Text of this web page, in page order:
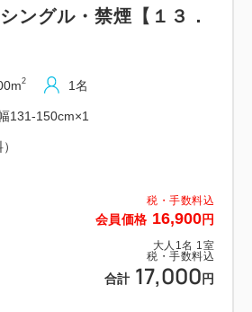
。
０センチのダブルベッドを採用し
は夜景がご覧いただけないので、
グゼクティヴシングルは１７０セ
採用！
税・手数料込
会員価格 16,900円
大人 1 名 1 室
税・手数料込
合計 17,000 円
ングル・禁煙【１３．
2 1名
131-150cm×1